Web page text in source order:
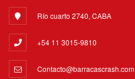
Río cuarto 2740, CABA
+54 11 3015-9810
Contacto@barracascrash.com